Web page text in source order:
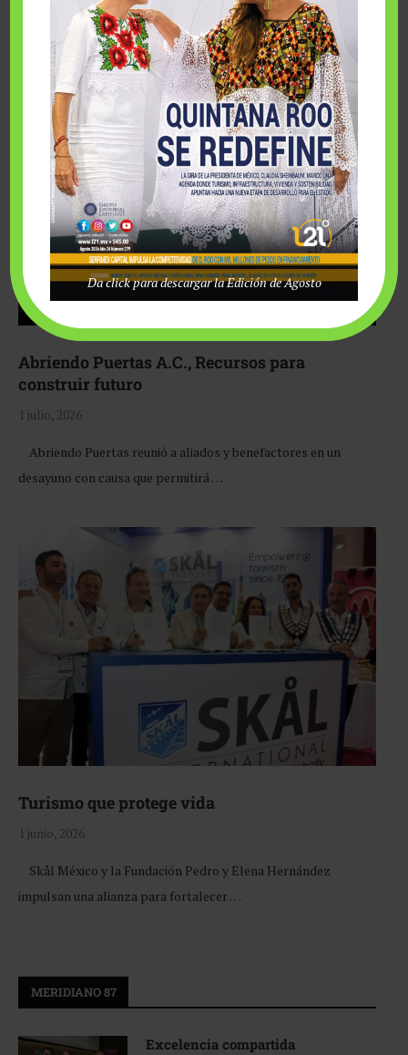
Fairmont Mayakoba y Make-A-Wish México unieron
esfuerzos para hacer realidad el deseo de una …
Abriendo Puertas A.C., Recursos para
construir futuro
1 julio, 2026
Abriendo Puertas reunió a aliados y benefactores en un
desayuno con causa que permitirá …
Turismo que protege vida
1 junio, 2026
Skål México y la Fundación Pedro y Elena Hernández
impulsan una alianza para fortalecer …
MERIDIANO 87
Excelencia compartida
Da click para descargar la Edición de Agosto